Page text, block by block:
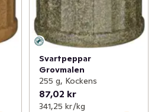
Svartpeppar
Grovmalen
255 g, Kockens
87,02 kr
341,25 kr /kg